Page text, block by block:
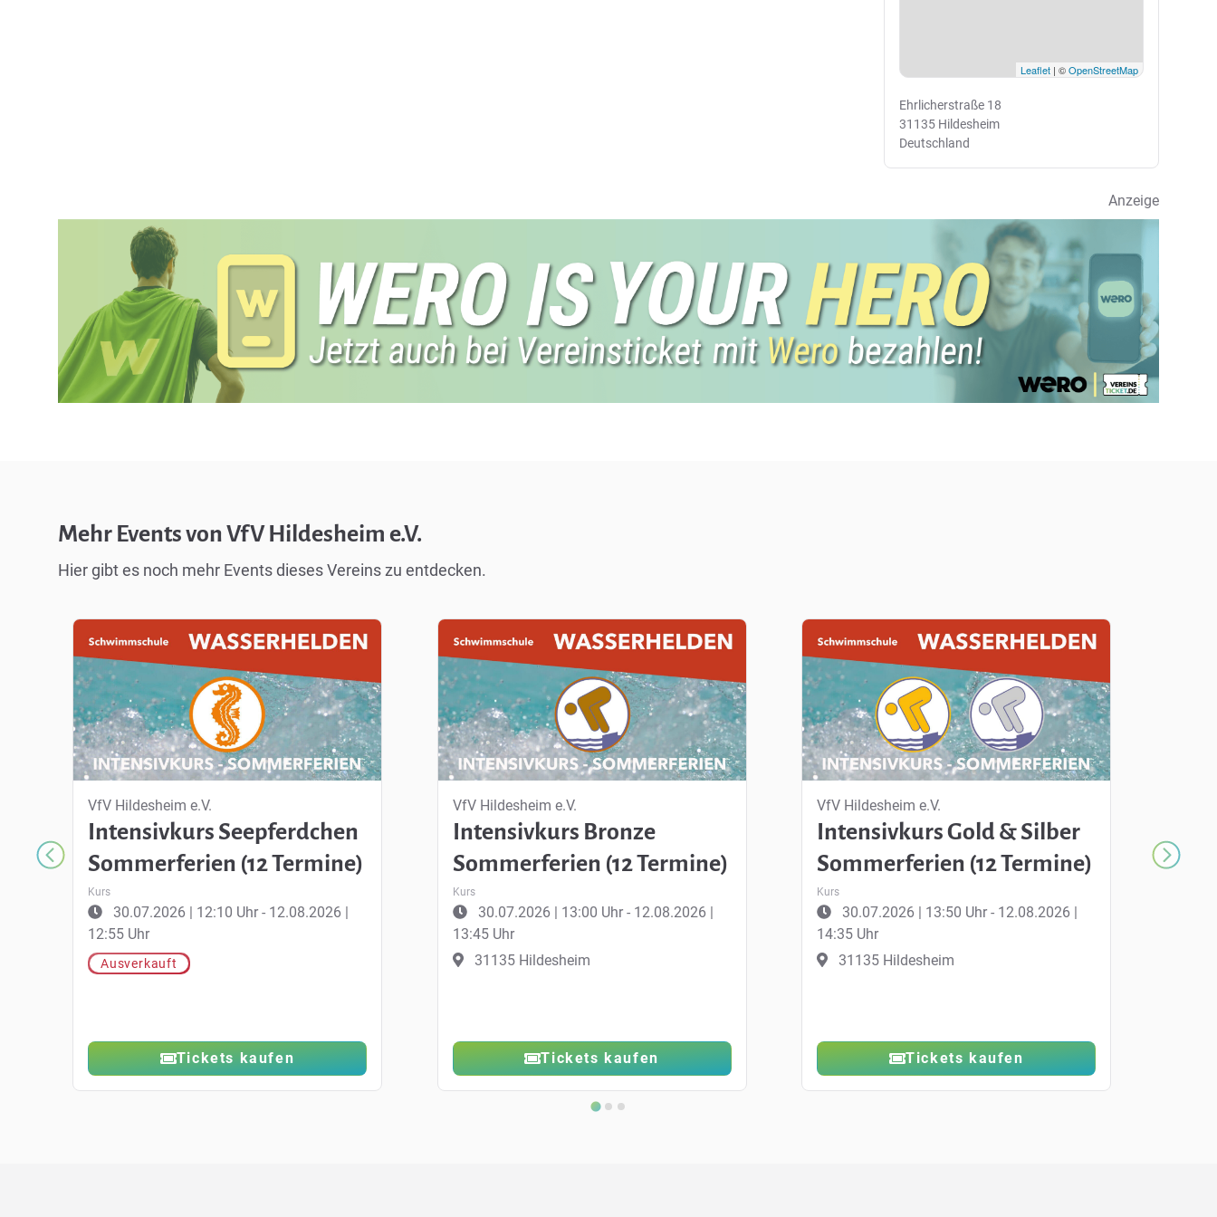
Leaflet | ©OpenStreetMap
Ehrlicherstraße 18
31135 Hildesheim
Deutschland
Anzeige
Mehr Events von VfV Hildesheim e.V.
Hier gibt es noch mehr Events dieses Vereins zu entdecken.
VfV Hildesheim e.V.
Intensivkurs Seepferdchen
Sommerferien (12 Termine)
Kurs
30.07.2026 | 12:10 Uhr - 12.08.2026 |
12:55 Uhr
Ausverkauft
Tickets kaufen
VfV Hildesheim e.V.
Intensivkurs Bronze
Sommerferien (12 Termine)
Kurs
30.07.2026 | 13:00 Uhr - 12.08.2026 |
13:45 Uhr
31135 Hildesheim
Tickets kaufen
VfV Hildesheim e.V.
Intensivkurs Gold & Silber
Sommerferien (12 Termine)
Kurs
30.07.2026 | 13:50 Uhr - 12.08.2026 |
14:35 Uhr
31135 Hildesheim
Tickets kaufen